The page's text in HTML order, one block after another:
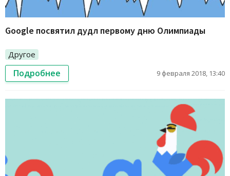
Google посвятил дудл первому дню Олимпиады
Другое
Подробнее 9 февраля 2018, 13:40